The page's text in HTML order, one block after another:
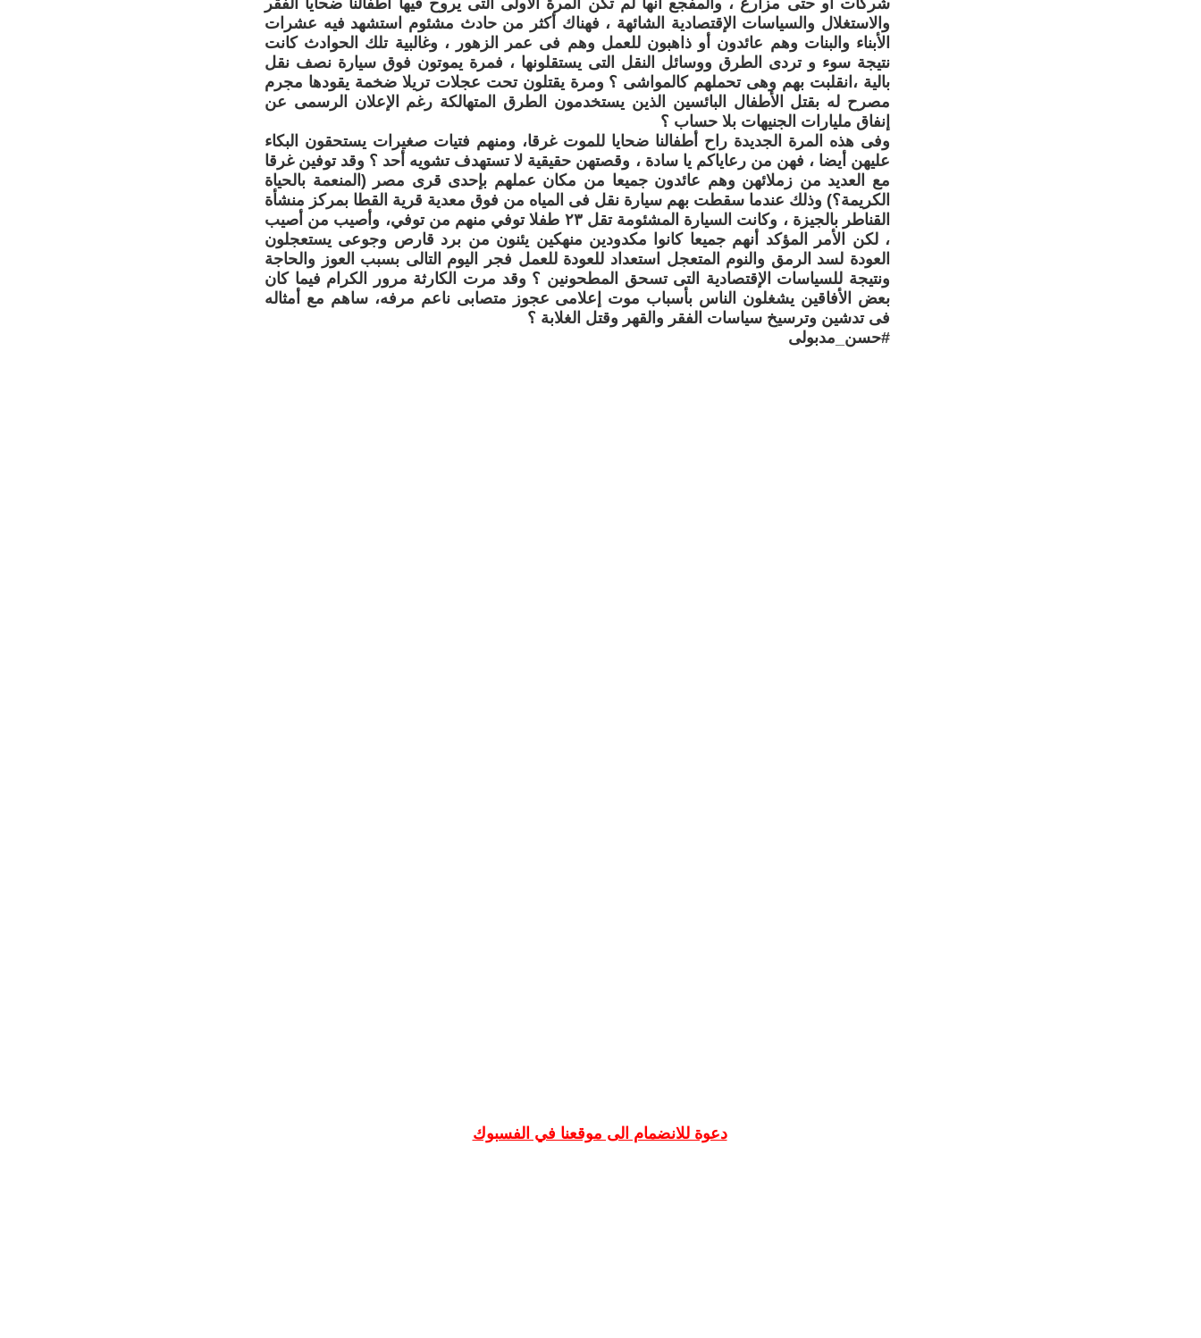
شركات أو حتى مزارع ، والمفجع أنها لم تكن المرة الأولى التى يروح فيها أطفالنا ضحايا الفقر
والاستغلال والسياسات الإقتصادية الشائهة ، فهناك أكثر من حادث مشئوم استشهد فيه عشرات
الأبناء والبنات وهم عائدون أو ذاهبون للعمل وهم فى عمر الزهور ، وغالبية تلك الحوادث كانت
نتيجة سوء و تردى الطرق ووسائل النقل التى يستقلونها ، فمرة يموتون فوق سيارة نصف نقل
بالية ،انقلبت بهم وهى تحملهم كالمواشى ؟ ومرة يقتلون تحت عجلات تريلا ضخمة يقودها مجرم
مصرح له بقتل الأطفال البائسين الذين يستخدمون الطرق المتهالكة رغم الإعلان الرسمى عن
إنفاق مليارات الجنيهات بلا حساب ؟
وفى هذه المرة الجديدة راح أطفالنا ضحايا للموت غرقا، ومنهم فتيات صغيرات يستحقون البكاء
عليهن أيضا ، فهن من رعاياكم يا سادة ، وقصتهن حقيقية لا تستهدف تشويه أحد ؟ وقد توفين غرقا
مع العديد من زملائهن وهم عائدون جميعا من مكان عملهم بإحدى قرى مصر (المنعمة بالحياة
الكريمة؟) وذلك عندما سقطت بهم سيارة نقل فى المياه من فوق معدية قرية القطا بمركز منشأة
القناطر بالجيزة ، وكانت السيارة المشئومة تقل ٢٣ طفلا توفي منهم من توفي، وأصيب من أصيب
، لكن الأمر المؤكد أنهم جميعا كانوا مكدودين منهكين يئنون من برد قارص وجوعى يستعجلون
العودة لسد الرمق والنوم المتعجل استعداد للعودة للعمل فجر اليوم التالى بسبب العوز والحاجة
ونتيجة للسياسات الإقتصادية التى تسحق المطحونين ؟ وقد مرت الكارثة مرور الكرام فيما كان
بعض الأفاقين يشغلون الناس بأسباب موت إعلامى عجوز متصابى ناعم مرفه، ساهم مع أمثاله
فى تدشين وترسيخ سياسات الفقر والقهر وقتل الغلابة ؟
#حسن_مدبولى
دعوة للانضمام الى موقعنا في الفسبوك